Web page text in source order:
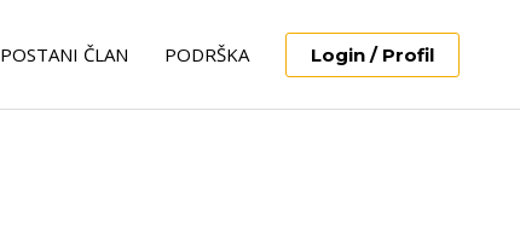
POSTANI ČLAN PODRŠKA Login / Profil